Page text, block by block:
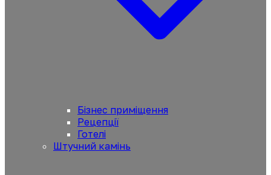
Бізнес приміщення
Рецепції
Готелі
Штучний камінь